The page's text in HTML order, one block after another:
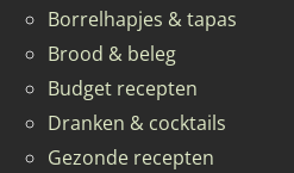
Borrelhapjes & tapas
Brood & beleg
Budget recepten
Dranken & cocktails
Gezonde recepten